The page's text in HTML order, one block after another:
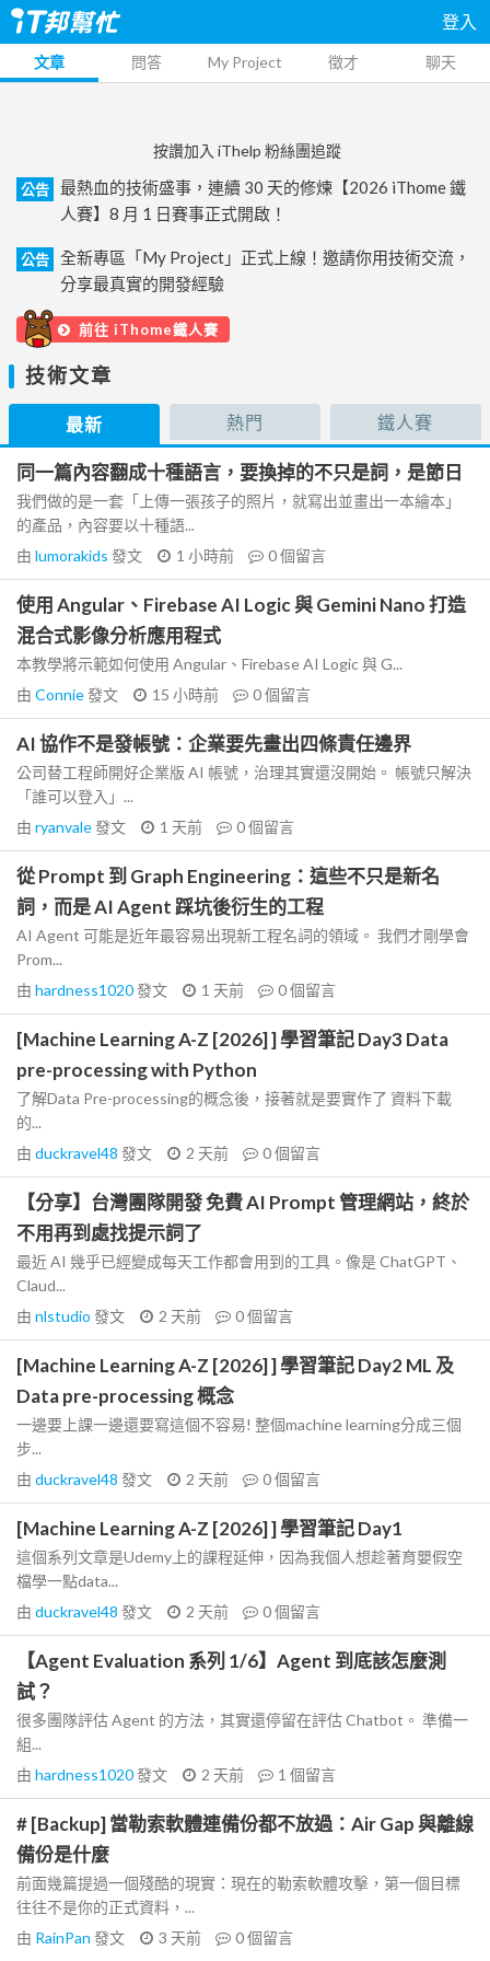
登入
文章 問答 My Project 徵才 聊天
按讚加入 iThelp 粉絲團追蹤
公告
最熱血的技術盛事，連續 30 天的修煉【2026 iThome 鐵
人賽】8 月 1 日賽事正式開啟！
公告
全新專區「My Project」正式上線！邀請你用技術交流，
分享最真實的開發經驗
前往 iThome鐵人賽
技術文章
最新 熱門 鐵人賽
同一篇內容翻成十種語言，要換掉的不只是詞，是節日
我們做的是一套「上傳一張孩子的照片，就寫出並畫出一本繪本」
的產品，內容要以十種語...
由 lumorakids 發文 1 小時前 0個留言
使用 Angular、Firebase AI Logic 與 Gemini Nano 打造
混合式影像分析應用程式
本教學將示範如何使用 Angular、Firebase AI Logic 與 G...
由 Connie發文 15 小時前 0個留言
AI 協作不是發帳號：企業要先畫出四條責任邊界
公司替工程師開好企業版 AI 帳號，治理其實還沒開始。 帳號只解決
「誰可以登入」...
由 ryanvale發文 1 天前 0個留言
從 Prompt 到 Graph Engineering：這些不只是新名
詞，而是 AI Agent 踩坑後衍生的工程
AI Agent 可能是近年最容易出現新工程名詞的領域。 我們才剛學會
Prom...
由 hardness1020發文 1 天前 0個留言
[Machine Learning A-Z [2026] ] 學習筆記 Day3 Data
pre-processing with Python
了解Data Pre-processing的概念後，接著就是要實作了 資料下載
的...
由 duckravel48 發文 2 天前 0個留言
【分享】台灣團隊開發 免費 AI Prompt 管理網站，終於
不用再到處找提示詞了
最近 AI 幾乎已經變成每天工作都會用到的工具。像是 ChatGPT、
Claud...
由 nlstudio 發文 2 天前 0個留言
[Machine Learning A-Z [2026] ] 學習筆記 Day2 ML 及
Data pre-processing 概念
一邊要上課一邊還要寫這個不容易! 整個machine learning分成三個
步...
由 duckravel48 發文 2 天前 0個留言
[Machine Learning A-Z [2026] ] 學習筆記 Day1
這個系列文章是Udemy上的課程延伸，因為我個人想趁著育嬰假空
檔學一點data...
由 duckravel48 發文 2 天前 0個留言
【Agent Evaluation 系列 1/6】Agent 到底該怎麼測
試？
很多團隊評估 Agent 的方法，其實還停留在評估 Chatbot。 準備一
組...
由 hardness1020發文 2 天前 1 個留言
# [Backup] 當勒索軟體連備份都不放過：Air Gap 與離線
備份是什麼
前面幾篇提過一個殘酷的現實：現在的勒索軟體攻擊，第一個目標
往往不是你的正式資料，...
由 RainPan 發文 3 天前 0個留言